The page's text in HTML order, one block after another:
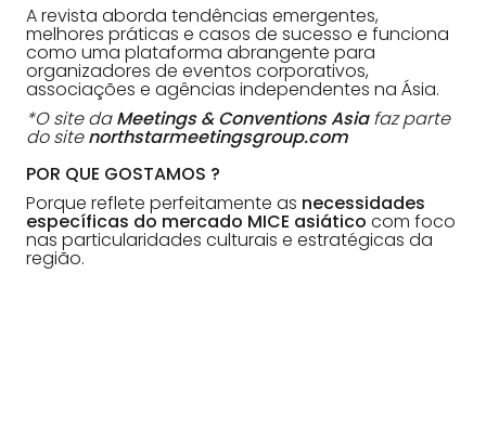
A revista aborda tendências emergentes,
melhores práticas e casos de sucesso e funciona
como uma plataforma abrangente para
organizadores de eventos corporativos,
associações e agências independentes na Ásia.
*O site daMeetings & Conventions Asiafaz parte
do sitenorthstarmeetingsgroup.com
POR QUE GOSTAMOS ?
Porque reflete perfeitamente as necessidades
específicas do mercado MICE asiático com foco
nas particularidades culturais e estratégicas da
região.